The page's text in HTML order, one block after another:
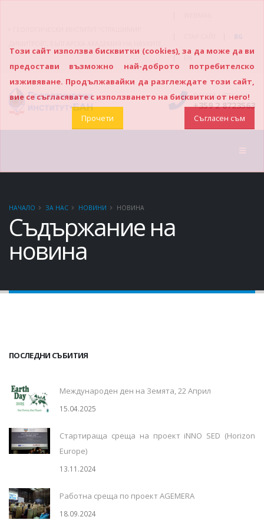
BG
|
ПОЗВЪНЕТЕ НИ
+359 2 8723563
НАЧАЛО ЗА НАС НОВИНИ НОВИНА
Съдържание на
новина
ПОСЛЕДНИ СЪБИТИЯ
Международен ден на Земята, 22 Април
15.04.2025
Стартираща среща на проект iNNO SED (Horizon
Europe)
13.11.2024
Работна среща по проект AGEMERA
18.09.2024
Този сайт използва бисквитки (cookies), за да може да ви
предостави възможно най-доброто потребителско
изживяване. Продължавайки да разглеждате този сайт,
вие се съгласявате с използването на бисквитки от него!
Прочети
Съгласен съм